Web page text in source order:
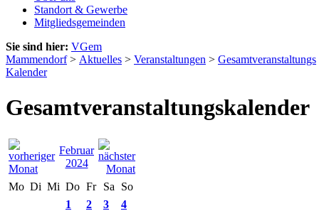
Standort & Gewerbe
Mitgliedsgemeinden
Sie sind hier: VGem
Mammendorf> Aktuelles > Veranstaltungen > Gesamtveranstaltungs
Kalender
Gesamtveranstaltungskalender
Februar
2024
Mo Di Mi Do Fr Sa
So
1
2 3
4